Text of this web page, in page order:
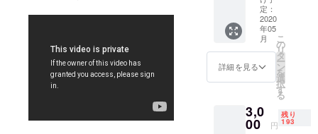
スメー
※Twitter
IDと
Twitter
でのお
名前を
備考欄
きくだ
さい。
定：
2020
年05
月
詳細を見る
こ
の
リ
タ
ー
ン
を
選
択
す
る
3,0
00 円
残り
193